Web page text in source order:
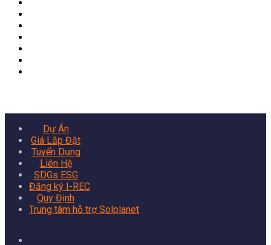
Dự Án
Giá Lắp Đặt
Tuyển Dụng
Liên Hệ
SDGs ESG
Đăng ký I-REC
Quy Định
Trung tâm hỗ trợ Solplanet